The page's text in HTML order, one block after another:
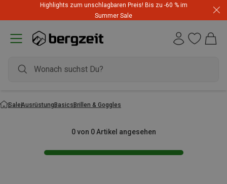
Highlights zum unschlagbaren Preis! Bis zu -60 % im
Summer Sale
SaleAusrüstungBasicsBrillen & Goggles
0 von 0 Artikel angesehen